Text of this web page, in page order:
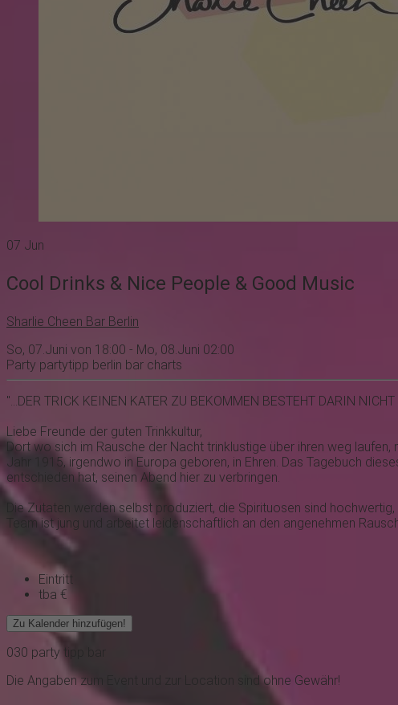
07 Jun
Cool Drinks & Nice People & Good Music
Sharlie Cheen Bar Berlin
So, 07.Juni von 18:00 - Mo, 08.Juni 02:00
Party partytipp berlin bar charts
"...DER TRICK KEINEN KATER ZU BEKOMMEN BESTEHT DARIN
Liebe Freunde der guten Trinkkultur,
Dort wo sich im Rausche der Nacht trinklustige über ihren weg
Jahr 1915, irgendwo in Europa geboren, in Ehren. Das Tagebuch
entschieden hat, seinen Abend hier zu verbringen.
Die Zutaten werden selbst produziert, die Spirituosen sind
Team ist jung und arbeitet leidenschaftlich an den angenehmen
Eintritt
tba €
Zu Kalender hinzufügen!
030 party tipp
Die Angaben zum Event und zur Location sind ohne Gewähr!